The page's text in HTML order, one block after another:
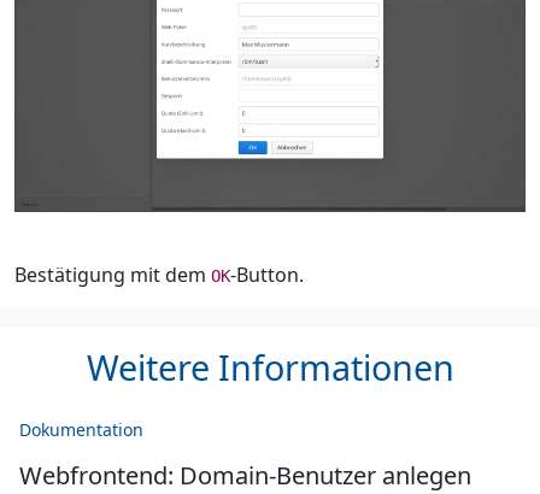
Bestätigung mit dem OK-Button.
Weitere Informationen
Dokumentation
Webfrontend: Domain-Benutzer anlegen